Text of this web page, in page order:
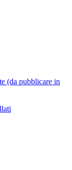
(da pubblicare in